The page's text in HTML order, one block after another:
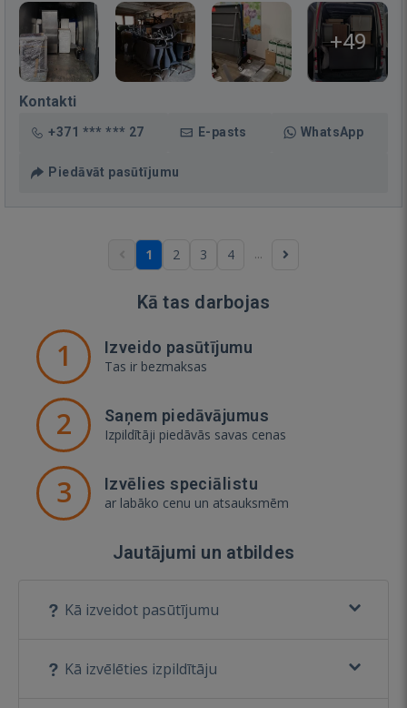
+49
Kontakti
+371 *** *** 27 E-pasts WhatsApp
Piedāvāt pasūtījumu
1 2 3 4 ...
Kā tas darbojas
1 Izveido pasūtījumu
Tas ir bezmaksas
2 Saņem piedāvājumus
Izpildītāji piedāvās savas cenas
3 Izvēlies speciālistu
ar labāko cenu un atsauksmēm
Jautājumi un atbildes
Kā izveidot pasūtījumu
Kā izvēlēties izpildītāju